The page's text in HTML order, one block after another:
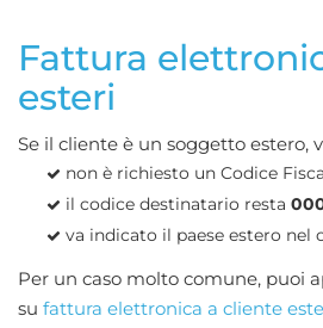
Fattura
esteri
Se il cliente è un soggetto estero,
non è richiesto un Codice
il codice destinatario resta
va indicato il paese estero nel
Per un caso molto comune, puoi
su fattura elettronica a cliente